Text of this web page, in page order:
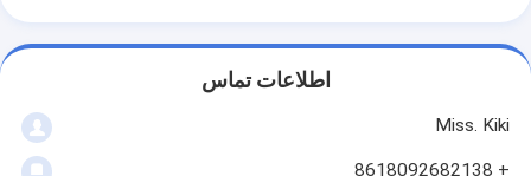
اطلاعات تماس
Miss. Kiki
+ 8618092682138